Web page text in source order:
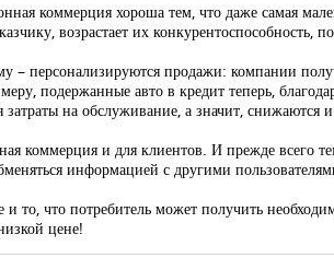
коммерция хороша тем, что даже самая
возрастает их конкурентоспособность,
– персонализируются продажи: компании
подержанные авто в кредит теперь,
на обслуживание, а значит, снижаются
коммерция и для клиентов. И прежде всего
информацией с другими
то, что потребитель может получить
цене!